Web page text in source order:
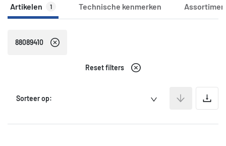
Artikelen 1 Technische kenmerken
88089410
Reset filters
Sorteer op: